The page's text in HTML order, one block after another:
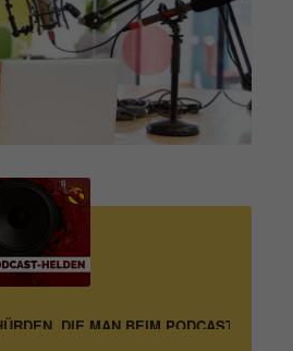
DIE MAN BEIM PODCAST-START